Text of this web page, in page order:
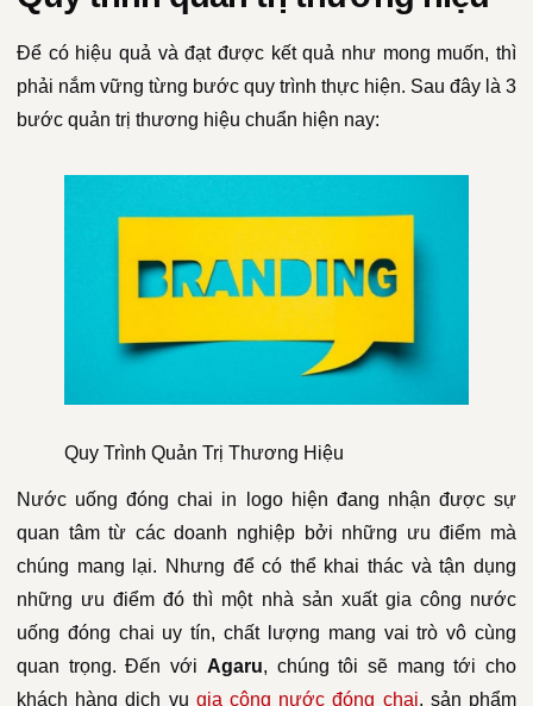
Để có hiệu quả và đạt được kết quả như mong muốn, thì
phải nắm vững từng bước quy trình thực hiện. Sau đây là 3
bước quản trị thương hiệu chuẩn hiện nay:
Quy Trình Quản Trị Thương Hiệu
Nước uống đóng chai in logo hiện đang nhận được sự
quan tâm từ các doanh nghiệp bởi những ưu điểm mà
chúng mang lại. Nhưng để có thể khai thác và tận dụng
những ưu điểm đó thì một nhà sản xuất gia công nước
uống đóng chai uy tín, chất lượng mang vai trò vô cùng
quan trọng. Đến với Agaru, chúng tôi sẽ mang tới cho
khách hàng dịch vụ gia công nước đóng chai, sản phẩm